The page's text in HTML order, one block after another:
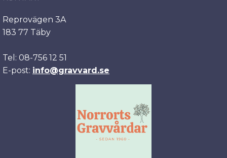
Reprovägen 3A
183 77 Täby
Tel: 08-756 12 51
E-post: info@gravvard.se